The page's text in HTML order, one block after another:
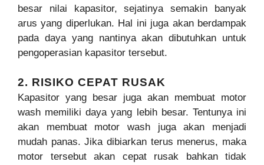
besar nilai kapasitor, sejatinya semakin banyak
arus yang diperlukan. Hal ini juga akan berdampak
pada daya yang nantinya akan dibutuhkan untuk
pengoperasian kapasitor tersebut.
2. RISIKO CEPAT RUSAK
Kapasitor yang besar juga akan membuat motor
wash memiliki daya yang lebih besar. Tentunya ini
akan membuat motor wash juga akan menjadi
mudah panas. Jika dibiarkan terus menerus, maka
motor tersebut akan cepat rusak bahkan tidak